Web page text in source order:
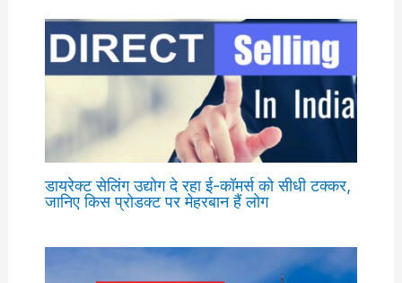
डायरेक्ट सेलिंग उद्योग दे रहा ई-कॉमर्स को सीधी टक्कर,
जानिए किस प्रोडक्ट पर मेहरबान हैं लोग